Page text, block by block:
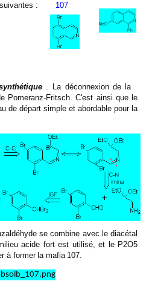
:
107
. La déconnexion de la
Pomeranz-Fritsch. C'est ainsi que le
de départ simple et abordable pour la
se combine avec le diacétal
acide fort est utilisé, et le P2O5
à former la mafia 107.